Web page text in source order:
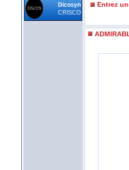
Dicosyn
CRISCO
Entrez